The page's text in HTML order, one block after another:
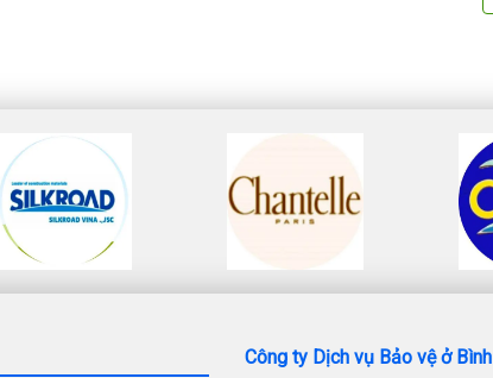
Công ty Dịch vụ Bảo vệ ở Bình